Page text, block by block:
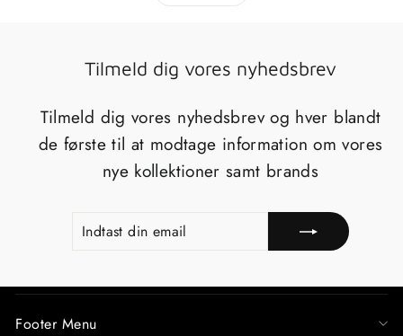
Tilmeld dig vores nyhedsbrev
Tilmeld dig vores nyhedsbrev og hver blandt
de første til at modtage information om vores
nye kollektioner samt brands
EMAIL
Footer Menu